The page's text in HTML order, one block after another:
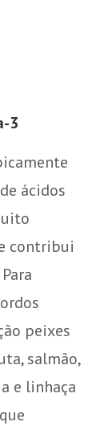
3
ácidos
contribui
peixes
salmão,
e linhaça